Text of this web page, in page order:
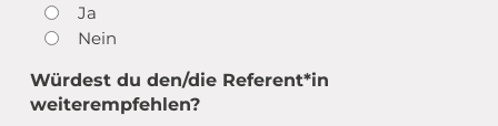
Ja
Nein
Würdest du den/die Referent*in
weiterempfehlen?